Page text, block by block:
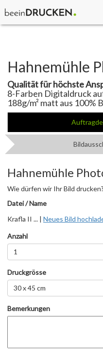
Hahnemühle
Qualität für höchste
8-Farben Digitaldruck
188g/m² matt aus 100%
Hahnemühle
Wie dürfen wir Ihr Bild
Datei / Name
Krafla II ... | Neues Bild
Anzahl
1
Druckgrösse
30 x 45 cm
Bemerkungen